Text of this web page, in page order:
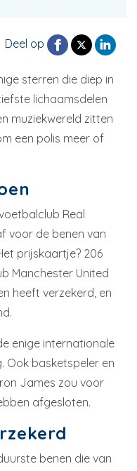
Deel op
sterren die diep in
lichaamsdelen
muziekwereld zitten
een polis meer of
Real
voor de benen van
prijskaartje? 206
Manchester United
heeft verzekerd, en
enige internationale
Ook basketspeler en
James zou voor
afgesloten.
benen die van